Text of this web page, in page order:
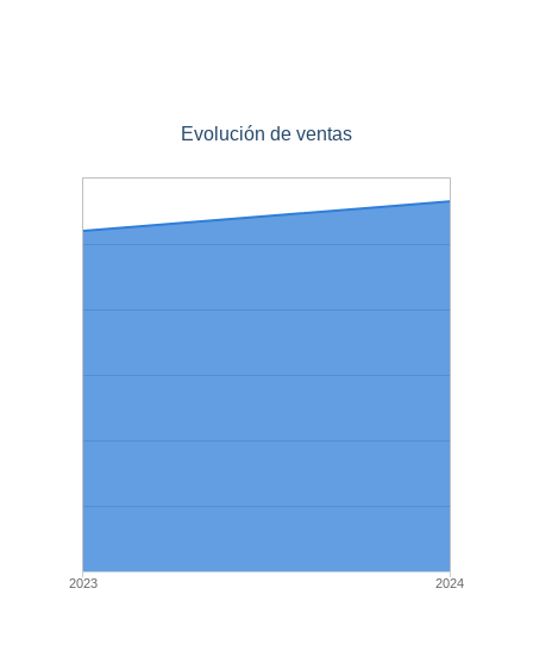
Evolución de ventas
2023 2024